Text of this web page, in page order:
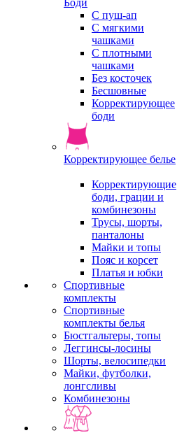
С пуш-ап
С мягкими
чашками
С плотными
чашками
Без косточек
Бесшовные
Корректирующее
боди
Корректирующее белье
Корректирующие
боди, грации и
комбинезоны
Трусы, шорты,
панталоны
Майки и топы
Пояс и корсет
Платья и юбки
Спортивные
комплекты
Спортивные
комплекты белья
Бюстгальтеры, топы
Леггинсы-лосины
Шорты, велосипедки
Майки, футболки,
лонгсливы
Комбинезоны